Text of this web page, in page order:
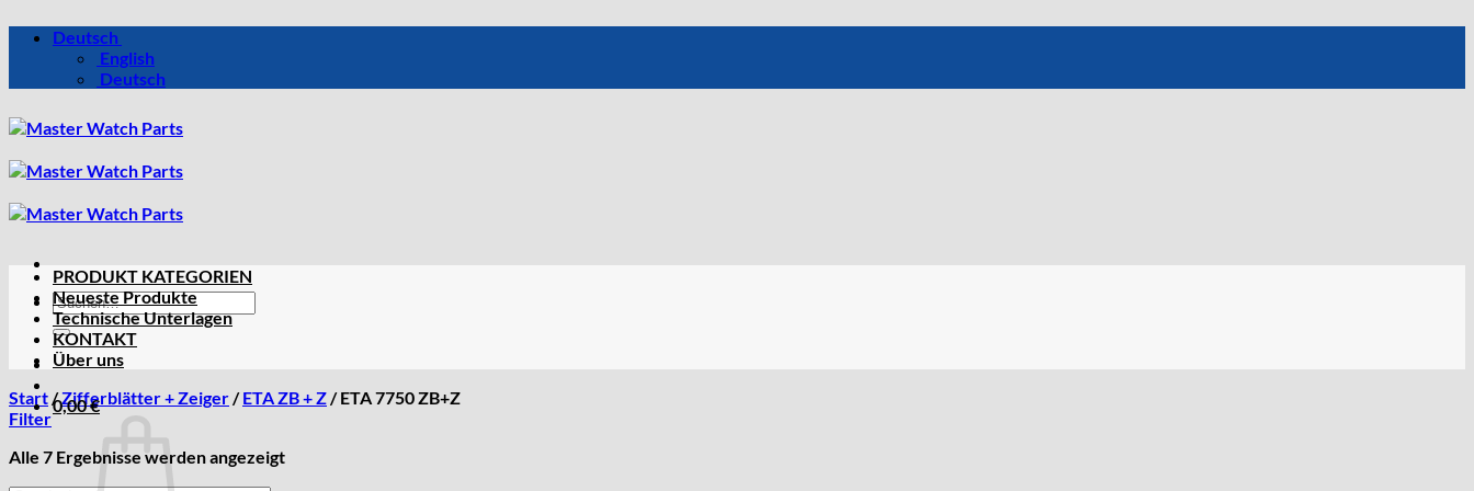
Inhalt Deutsch
English
Deutsch
Suchen
nach:
0,00€
PRODUKT KATEGORIEN
Neueste Produkte
Technische Unterlagen
KONTAKT
Über uns
Start/Zifferblätter + Zeiger/ ETA ZB + Z/ETA 7750 ZB+Z
Filter
Alle 7 Ergebnisse werden angezeigt